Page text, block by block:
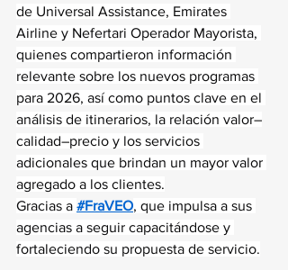
de Universal Assistance, Emirates
Airline y Nefertari Operador Mayorista,
quienes compartieron información
relevante sobre los nuevos programas
para 2026, así como puntos clave en el
análisis de itinerarios, la relación valor–
calidad–precio y los servicios
adicionales que brindan un mayor valor
agregado a los clientes.
Gracias a #FraVEO, que impulsa a sus
agencias a seguir capacitándose y
fortaleciendo su propuesta de servicio.